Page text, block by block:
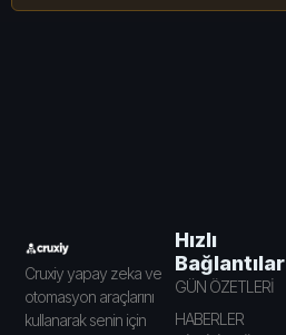
Cruxiy yapay zeka ve
otomasyon araçlarını
kullanarak senin için
Hızlı
Bağlantılar
GÜN ÖZETLERİ
HABERLER